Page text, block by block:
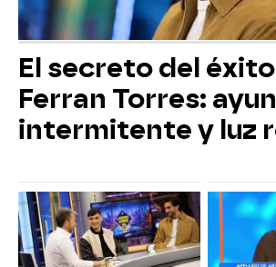
El secreto del
Ferran Torres:
intermitente y luz